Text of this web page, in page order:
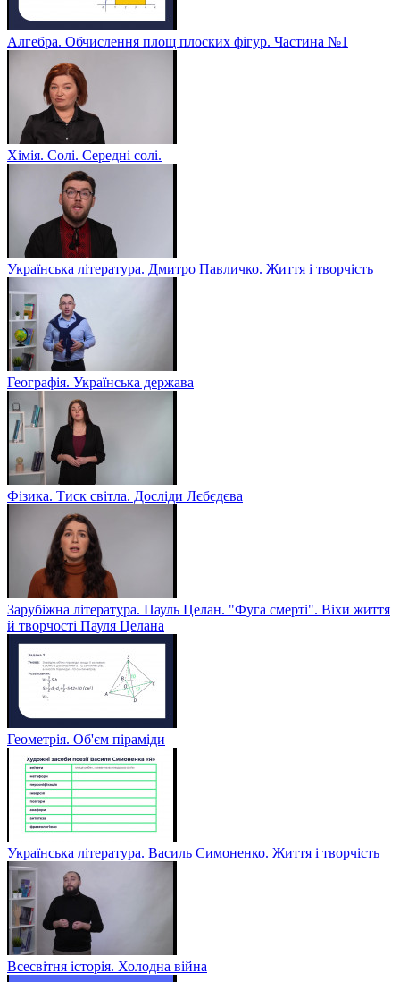
Алгебра. Обчислення площ плоских фігур. Частина №1
Хімія. Солі. Середні солі.
Українська література. Дмитро Павличко. Життя і творчість
Географія. Українська держава
Фізика. Тиск світла. Досліди Лєбєдєва
Зарубіжна література. Пауль Целан. "Фуга смерті". Віхи життя
й творчості Пауля Целана
Геометрія. Об'єм піраміди
Українська література. Василь Симоненко. Життя і творчість
Всесвітня історія. Холодна війна